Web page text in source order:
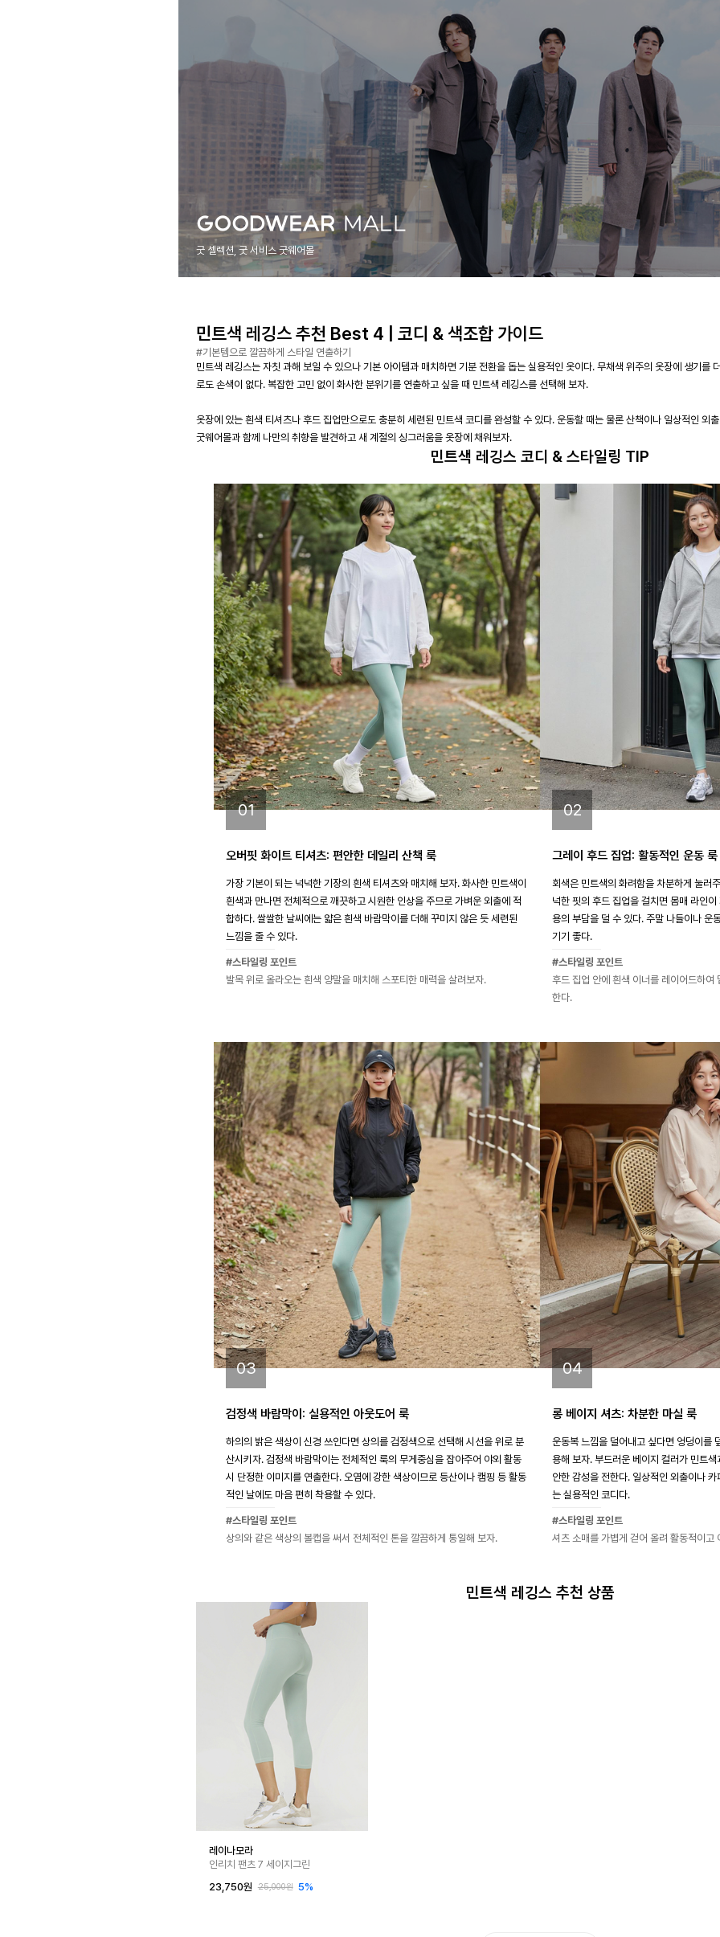
굿 셀렉션, 굿 서비스 굿웨어몰
민트색 레깅스 추천 Best 4 | 코디 & 색조합 가이드
#기본템으로 깔끔하게 스타일 연출하기
민트색 레깅스는 자칫 과해 보일 수 있으나 기본 아이템과 매치하면 기분 전환을 돕는 실용적인 옷이다. 무채색 위주의 옷장에 생기를
로도 손색이 없다. 복잡한 고민 없이 화사한 분위기를 연출하고 싶을 때 민트색 레깅스를 선택해 보자.
옷장에 있는 흰색 티셔츠나 후드 집업만으로도 충분히 세련된 민트색 코디를 완성할 수 있다. 운동할 때는 물론 산책이나 일상적인 외
굿웨어몰과 함께 나만의 취향을 발견하고 새 계절의 싱그러움을 옷장에 채워보자.
민트색 레깅스 코디 & 스타일링 TIP
01
오버핏 화이트 티셔츠: 편안한 데일리 산책 룩
가장 기본이 되는 넉넉한 기장의 흰색 티셔츠와 매치해 보자. 화사한 민트색이
흰색과 만나면 전체적으로 깨끗하고 시원한 인상을 주므로 가벼운 외출에 적
합하다. 쌀쌀한 날씨에는 얇은 흰색 바람막이를 더해 꾸미지 않은 듯 세련된
느낌을 줄 수 있다.
#스타일링 포인트
발목 위로 올라오는 흰색 양말을 매치해 스포티한 매력을 살려보자.
02
그레이 후드 집업: 활동적인 운동 룩
회색은 민트색의 화려함을 차분하게 눌러
넉한 핏의 후드 집업을 걸치면 몸매 라인
용의 부담을 덜 수 있다. 주말 나들이나 운
기기 좋다.
#스타일링 포인트
후드 집업 안에 흰색 이너를 레이어드하여
한다.
03
검정색 바람막이: 실용적인 아웃도어 룩
하의의 밝은 색상이 신경 쓰인다면 상의를 검정색으로 선택해 시선을 위로 분
산시키자. 검정색 바람막이는 전체적인 룩의 무게중심을 잡아주어 야외 활동
시 단정한 이미지를 연출한다. 오염에 강한 색상이므로 등산이나 캠핑 등 활동
적인 날에도 마음 편히 착용할 수 있다.
#스타일링 포인트
상의와 같은 색상의 볼캡을 써서 전체적인 톤을 깔끔하게 통일해 보자.
04
롱 베이지 셔츠: 차분한 마실 룩
운동복 느낌을 덜어내고 싶다면 엉덩이를
용해 보자. 부드러운 베이지 컬러가 민트
안한 감성을 전한다. 일상적인 외출이나
는 실용적인 코디다.
#스타일링 포인트
셔츠 소매를 가볍게 걷어 올려 활동적이고
민트색 레깅스 추천 상품
레이나모라
인리치 팬츠 7 세이지그린
23,750원
25,000원 5%